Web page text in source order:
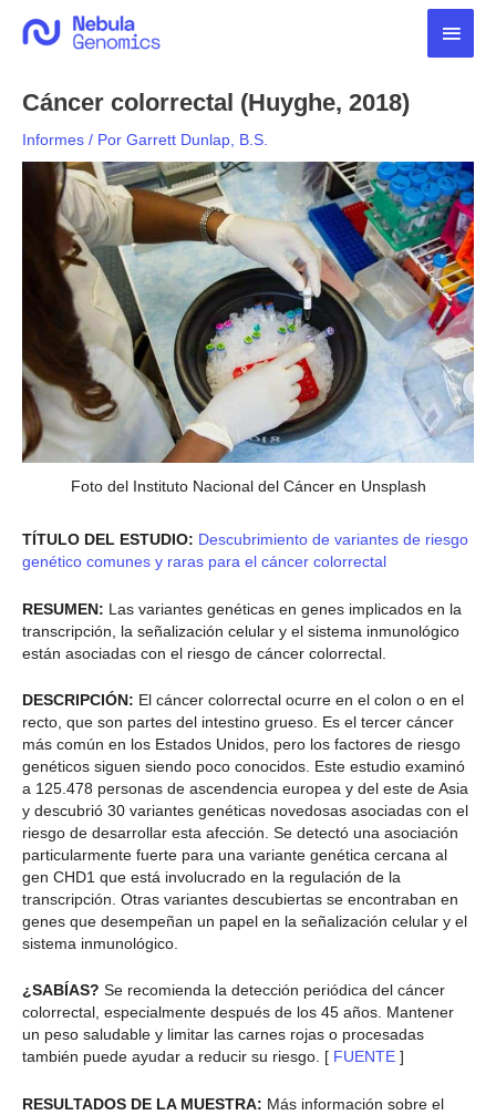
Cáncer colorrectal (Huyghe, 2018)
Informes / Por Garrett Dunlap, B.S.
Foto del Instituto Nacional del Cáncer en Unsplash
TÍTULO DEL ESTUDIO: Descubrimiento de variantes de riesgo
genético comunes y raras para el cáncer colorrectal
RESUMEN: Las variantes genéticas en genes implicados en la
transcripción, la señalización celular y el sistema inmunológico
están asociadas con el riesgo de cáncer colorrectal.
DESCRIPCIÓN: El cáncer colorrectal ocurre en el colon o en el
recto, que son partes del intestino grueso. Es el tercer cáncer
más común en los Estados Unidos, pero los factores de riesgo
genéticos siguen siendo poco conocidos. Este estudio examinó
a 125.478 personas de ascendencia europea y del este de Asia
y descubrió 30 variantes genéticas novedosas asociadas con el
riesgo de desarrollar esta afección. Se detectó una asociación
particularmente fuerte para una variante genética cercana al
gen CHD1 que está involucrado en la regulación de la
transcripción. Otras variantes descubiertas se encontraban en
genes que desempeñan un papel en la señalización celular y el
sistema inmunológico.
¿SABÍAS? Se recomienda la detección periódica del cáncer
colorrectal, especialmente después de los 45 años. Mantener
un peso saludable y limitar las carnes rojas o procesadas
también puede ayudar a reducir su riesgo. [ FUENTE ]
RESULTADOS DE LA MUESTRA: Más información sobre el